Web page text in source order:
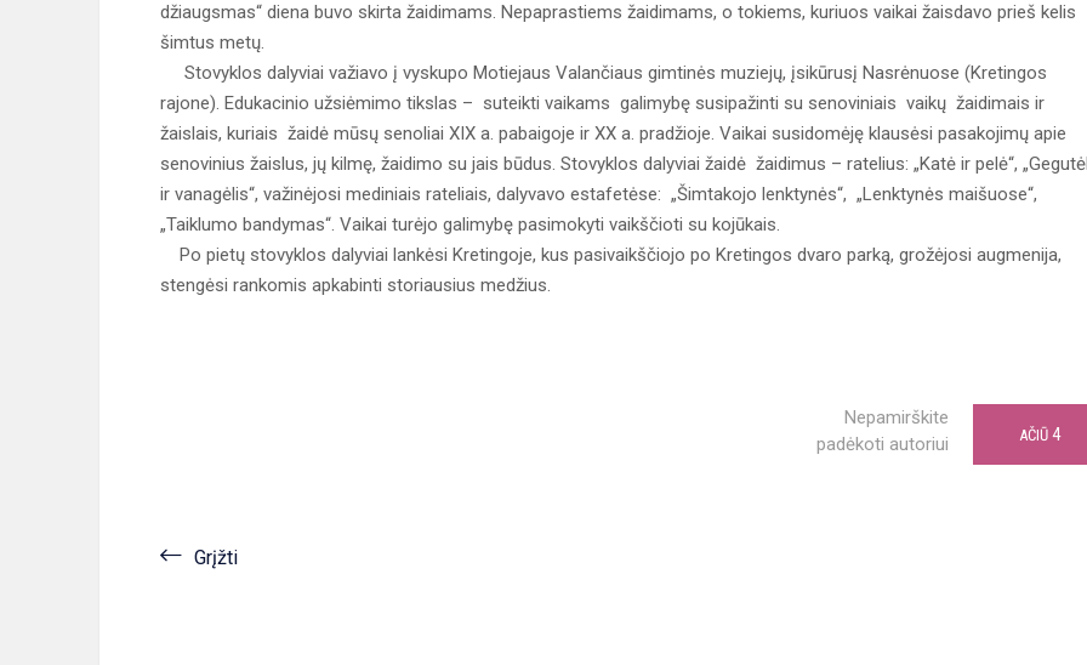
džiaugsmas“ diena buvo skirta žaidimams. Nepaprastiems žaidimams, o tokiems, kuriuos vaikai žaisdavo prieš kelis
šimtus metų.
Stovyklos dalyviai važiavo į vyskupo Motiejaus Valančiaus gimtinės muziejų, įsikūrusį Nasrėnuose (Kretingos
rajone). Edukacinio užsiėmimo tikslas – suteikti vaikams galimybę susipažinti su senoviniais vaikų žaidimais ir
žaislais, kuriais žaidė mūsų senoliai XIX a. pabaigoje ir XX a. pradžioje. Vaikai susidomėję klausėsi pasakojimų apie
senovinius žaislus, jų kilmę, žaidimo su jais būdus. Stovyklos dalyviai žaidė žaidimus – ratelius: „Katė ir pelė“,
ir vanagėlis“, važinėjosi mediniais rateliais, dalyvavo estafetėse: „Šimtakojo lenktynės“, „Lenktynės maišuose“,
„Taiklumo bandymas“. Vaikai turėjo galimybę pasimokyti vaikščioti su kojūkais.
Po pietų stovyklos dalyviai lankėsi Kretingoje, kus pasivaikščiojo po Kretingos dvaro parką, grožėjosi augmenija,
stengėsi rankomis apkabinti storiausius medžius.
Nepamirškite
padėkoti autoriui
AČIŪ 4
Grįžti